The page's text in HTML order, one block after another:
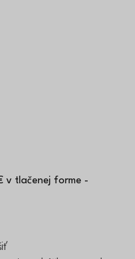
v tlačenej forme -